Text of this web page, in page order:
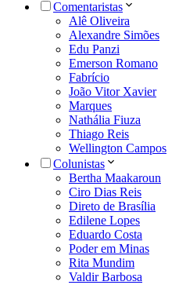
Comentaristas
Alê Oliveira
Alexandre Simões
Edu Panzi
Emerson Romano
Fabrício
João Vitor Xavier
Marques
Nathália Fiuza
Thiago Reis
Wellington Campos
Colunistas
Bertha Maakaroun
Ciro Dias Reis
Direto de Brasília
Edilene Lopes
Eduardo Costa
Poder em Minas
Rita Mundim
Valdir Barbosa